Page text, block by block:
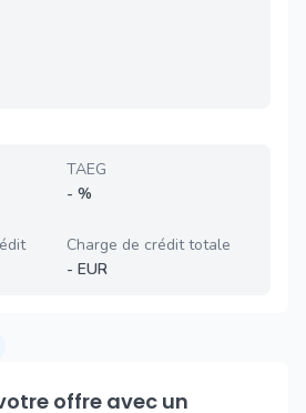
TAEG
- %
Charge de crédit totale
- EUR